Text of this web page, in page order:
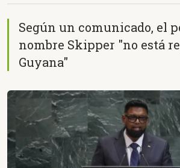
Según un comunicado, el
nombre Skipper "no está
Guyana"